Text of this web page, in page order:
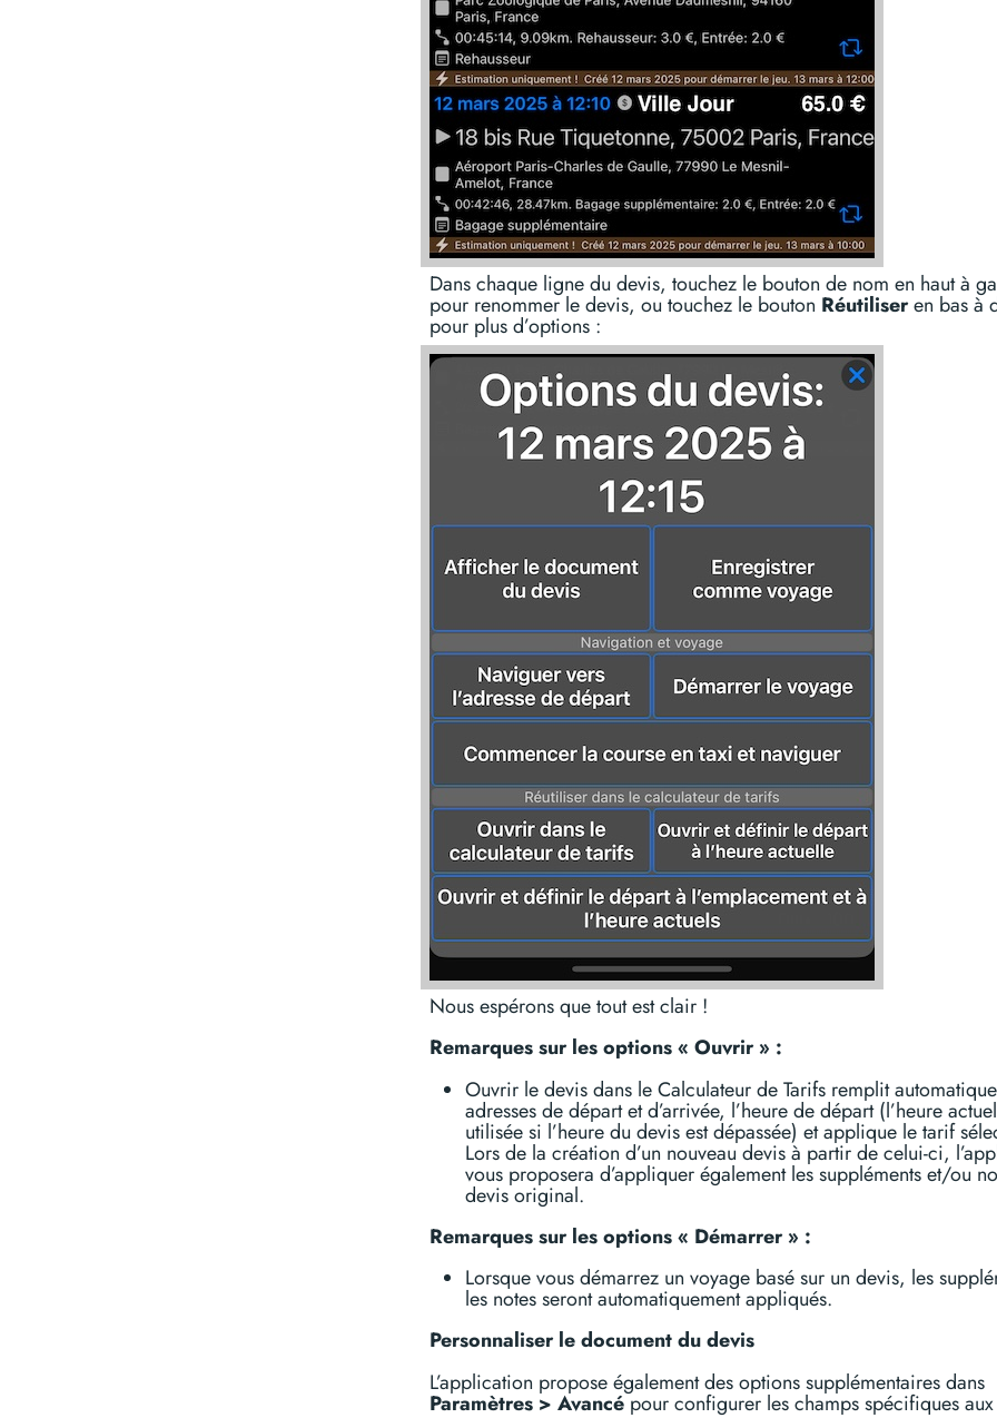
Dans chaque ligne du devis, touchez le bouton de nom en haut à
pour renommer le devis, ou touchez le bouton Réutiliseren bas à
pour plus d’options :
Nous espérons que tout est clair !
Remarques sur les options « Ouvrir » :
Ouvrir le devis dans le Calculateur de Tarifs remplit
adresses de départ et d’arrivée, l’heure de départ (l’heure
utilisée si l’heure du devis est dépassée) et applique le tarif
Lors de la création d’un nouveau devis à partir de celui-ci,
vous proposera d’appliquer également les suppléments et/ou
devis original.
Remarques sur les options « Démarrer » :
Lorsque vous démarrez un voyage basé sur un devis, les
les notes seront automatiquement appliqués.
Personnaliser le document du devis
L’application propose également des options supplémentaires dans
Paramètres > Avancépour configurer les champs spécifiques